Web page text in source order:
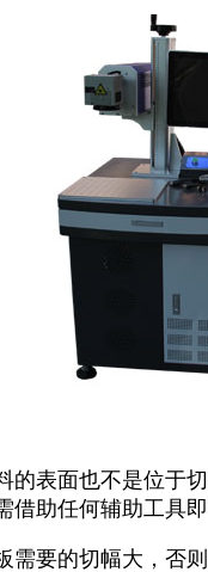
表面也不是位
助任何辅助工具
要的切幅大，